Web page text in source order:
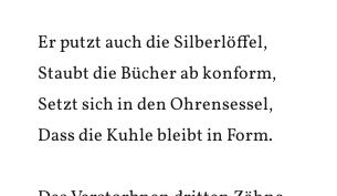
Er putzt auch die Silberlöffel,
Staubt die Bücher ab konform,
Setzt sich in den Ohrensessel,
Dass die Kuhle bleibt in Form.